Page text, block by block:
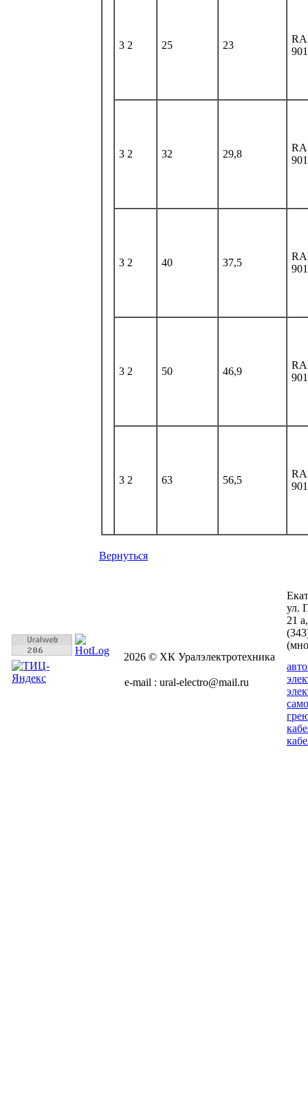
3 2 25 23
3 2 32 29,8
3 2 40 37,5
3 2 50 46,9
3 2 63 56,5
Вернуться
2026 © ХК Уралэлектротехника
e-mail : ural-electro@mail.ru
ул.
21